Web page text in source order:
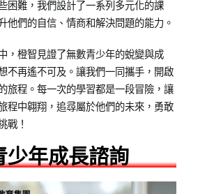
困難，我們設計了一系列多元化的課
他們的自信、情商和解決問題的能力。
，橙智見證了無數青少年的蛻變與成
不再遙不可及。讓我們一同攜手，開啟
旅程。每一次的學習都是一段冒險，讓
程中翱翔，追尋屬於他們的未來，勇敢
戰！
少年成長諮詢